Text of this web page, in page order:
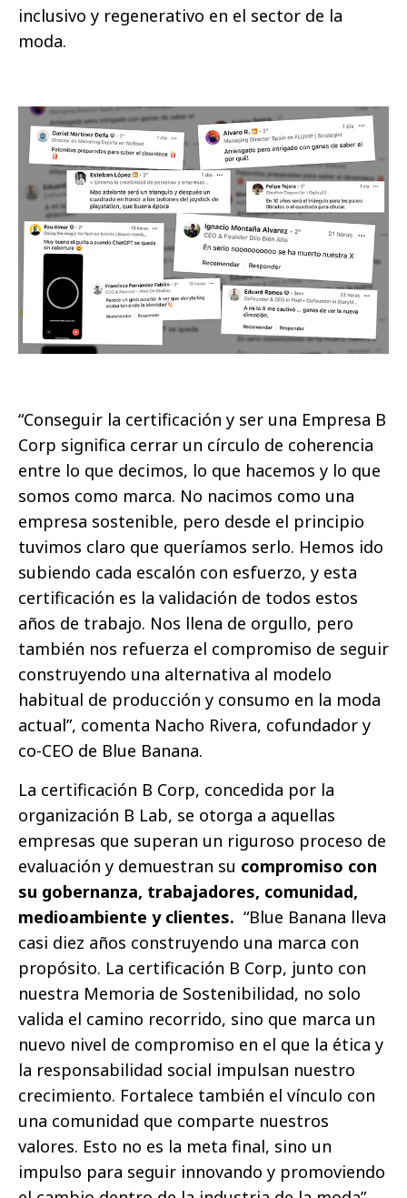
inclusivo y regenerativo en el sector de la
moda.
“Conseguir la certificación y ser una Empresa B
Corp significa cerrar un círculo de coherencia
entre lo que decimos, lo que hacemos y lo que
somos como marca. No nacimos como una
empresa sostenible, pero desde el principio
tuvimos claro que queríamos serlo. Hemos ido
subiendo cada escalón con esfuerzo, y esta
certificación es la validación de todos estos
años de trabajo. Nos llena de orgullo, pero
también nos refuerza el compromiso de seguir
construyendo una alternativa al modelo
habitual de producción y consumo en la moda
actual”, comenta Nacho Rivera, cofundador y
co-CEO de Blue Banana.
La certificación B Corp, concedida por la
organización B Lab, se otorga a aquellas
empresas que superan un riguroso proceso de
evaluación y demuestran su compromiso con
su gobernanza, trabajadores, comunidad,
medioambiente y clientes. “Blue Banana lleva
casi diez años construyendo una marca con
propósito. La certificación B Corp, junto con
nuestra Memoria de Sostenibilidad, no solo
valida el camino recorrido, sino que marca un
nuevo nivel de compromiso en el que la ética y
la responsabilidad social impulsan nuestro
crecimiento. Fortalece también el vínculo con
una comunidad que comparte nuestros
valores. Esto no es la meta final, sino un
impulso para seguir innovando y promoviendo